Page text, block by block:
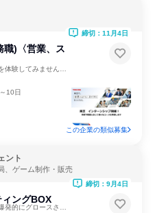
職)〈営業、ス
10日
締切：11月4日
この企業の類似募集
ント
、ゲーム制作・販売
ングBOX
締切：9月4日